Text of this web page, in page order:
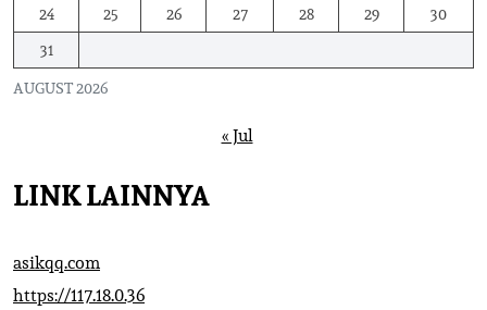
AUGUST 2026
24
25 26 27 28 29
30
31
« Jul
LINK LAINNYA
asikqq.com
https://117.18.0.36